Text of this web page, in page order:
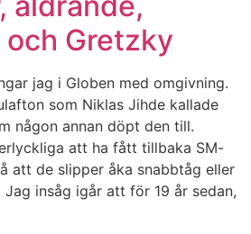
Gretzky
jag i Globen med omgivning.
som Niklas Jihde kallade
någon annan döpt den till.
att ha fått tillbaka SM-
att de slipper åka snabbtåg eller
insåg igår att för 19 år sedan,